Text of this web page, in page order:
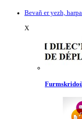
Bevañ er yezh,
X